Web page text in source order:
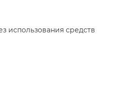
использования средств